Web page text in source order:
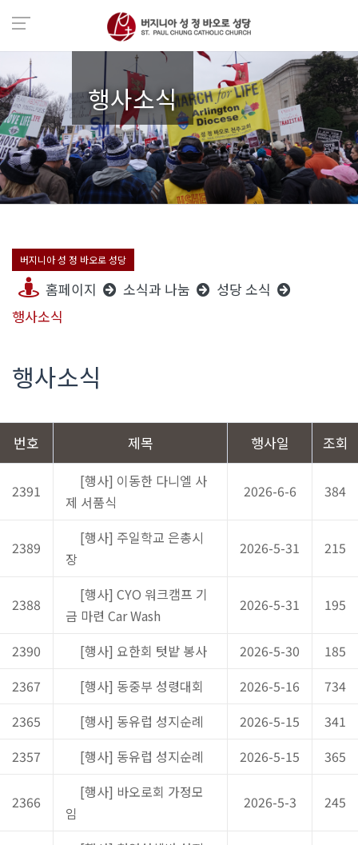
행사소식
버지니아 성 정 바오로 성당
홈페이지 소식과 나눔
성당 소식
행사소식
행사소식
번호 제목 행사일 조회
2391
[행사] 이동한 다니엘 사
제 서품식
2026-6-6 384
2389
[행사] 주일학교 은총시
장
2026-5-31 215
2388
[행사] CYO 워크캠프 기
금 마련 Car Wash
2026-5-31 195
2390 [행사] 요한회 텃밭 봉사 2026-5-30
185
2367
[행사] 동중부 성령대회 2026-5-16
734
2365
[행사] 동유럽 성지순례 2026-5-15
341
2357
[행사] 동유럽 성지순례 2026-5-15 365
2366
[행사] 바오로회 가정모
임
2026-5-3 245